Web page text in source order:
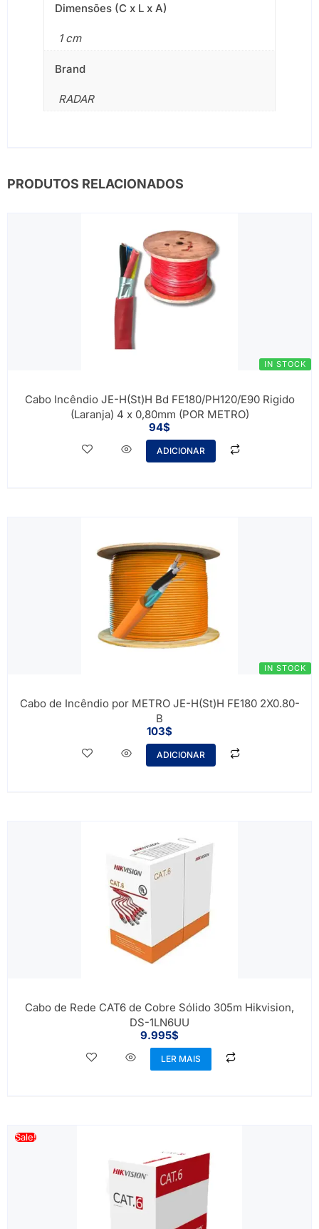
Dimensões (C x L x A)
1 cm
Brand
RADAR
PRODUTOS RELACIONADOS
IN STOCK
Cabo Incêndio JE-H(St)H Bd FE180/PH120/E90 Rigido
(Laranja) 4 x 0,80mm (POR METRO)
94$
ADICIONAR
IN STOCK
Cabo de Incêndio por METRO JE-H(St)H FE180 2X0.80-
B
103$
ADICIONAR
Cabo de Rede CAT6 de Cobre Sólido 305m Hikvision,
DS-1LN6UU
9.995$
LER MAIS
Sale!